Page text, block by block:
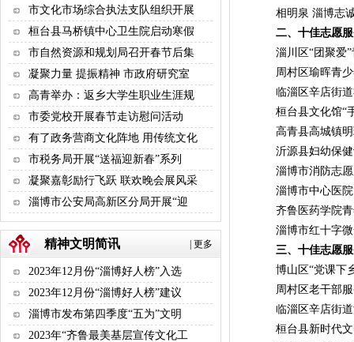
市文化市场综合执法支队组织开展
桓台县马桥镇中心卫生院启动寒假
市自然资源和规划局召开春节后集
凝聚力量 提振精神 市政府研究室
高青举办：返乡大学生职业生涯规
市委党校开展春节走访慰问活动
有了政务营商文化阵地 用传统文化
市税务局开展“送福迎新春”系列
凝聚嘉彰励行飞跃 联欢晚会展风采
淄博市公安局高新区分局开展“迎
更多
精神文明简讯
2023年12月份“淄博好人榜”入选
2023年12月份“淄博好人榜”建议
淄博市发布第四季度“五为”文明
2023年“齐鲁最美基层宣传文化工
相明泉 淄博志诚
二、十佳志愿
淄川区“团聚爱”
周村区瑜晖青少
临淄区辛店街道
桓台县文化馆“手
高青县高城镇明
沂源县妇幼保健
淄博市消防志愿
淄博市中心医院“
齐鲁医药学院青
淄博市红十字微
三、十佳志愿
博山区“党课下乡
周村区老干部服
临淄区辛店街道
桓台县新时代文